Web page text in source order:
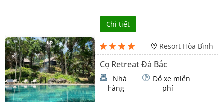
Chi tiết
Resort Hòa Bình
Cọ Retreat Đà Bắc
Nhà
hàng
Đỗ xe miễn
phí